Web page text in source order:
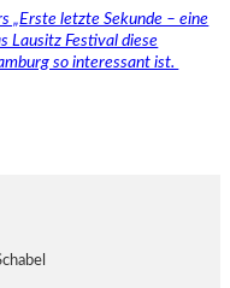
„Erste letzte Sekunde – eine
Lausitz Festival diese
so interessant ist.